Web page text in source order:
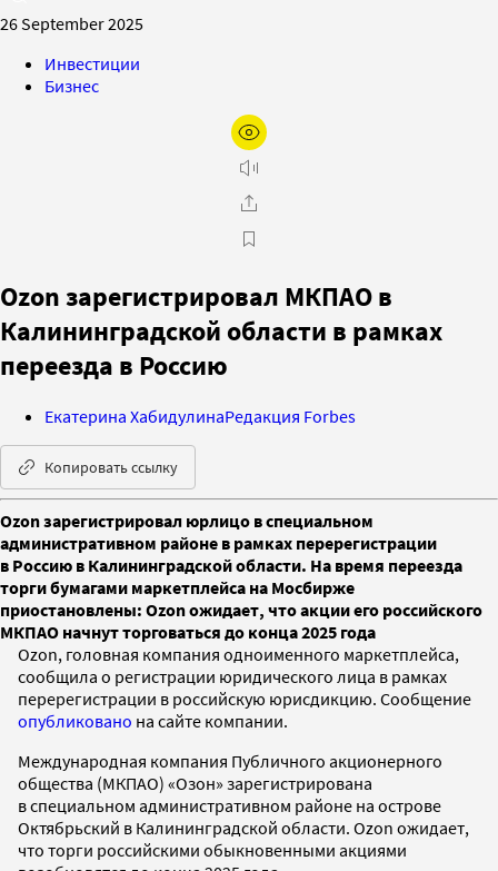
26 September 2025
Инвестиции
Бизнес
Ozon зарегистрировал МКПАО в
Калининградской области в рамках
переезда в Россию
Екатерина ХабидулинаРедакция Forbes
Копировать ссылку
Ozon зарегистрировал юрлицо в специальном
административном районе в рамках перерегистрации
в Россию в Калининградской области. На время переезда
торги бумагами маркетплейса на Мосбирже
приостановлены: Ozon ожидает, что акции его российского
МКПАО начнут торговаться до конца 2025 года
Ozon, головная компания одноименного маркетплейса,
сообщила о регистрации юридического лица в рамках
перерегистрации в российскую юрисдикцию. Сообщение
опубликовано на сайте компании.
Международная компания Публичного акционерного
общества (МКПАО) «Озон» зарегистрирована
в специальном административном районе на острове
Октябрьский в Калининградской области. Ozon ожидает,
что торги российскими обыкновенными акциями